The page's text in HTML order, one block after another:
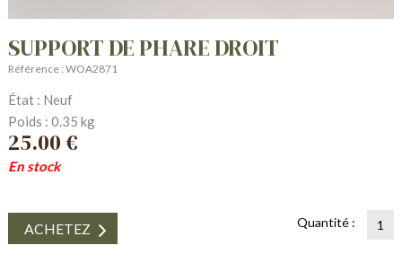
SUPPORT DE PHARE DROIT
Référence : WOA2871
État : Neuf
Poids : 0.35 kg
25.00 €
En stock
Quantité :
ACHETEZ